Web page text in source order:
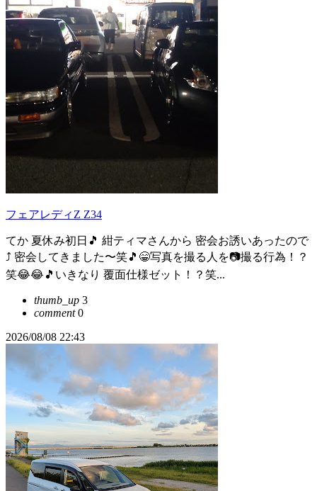
フェアレディZ Z34
てか 夏休み初日🎵 紺ティマさんから 密会お誘いあったので
⤴️ 密会してきました〜笑🎵😁写真を撮る人を📷撮る行為！？
笑😂😂🎵いきなり 覆面仕様ゼット！？笑...
thumb_up 3
comment0
2026/08/08 22:43